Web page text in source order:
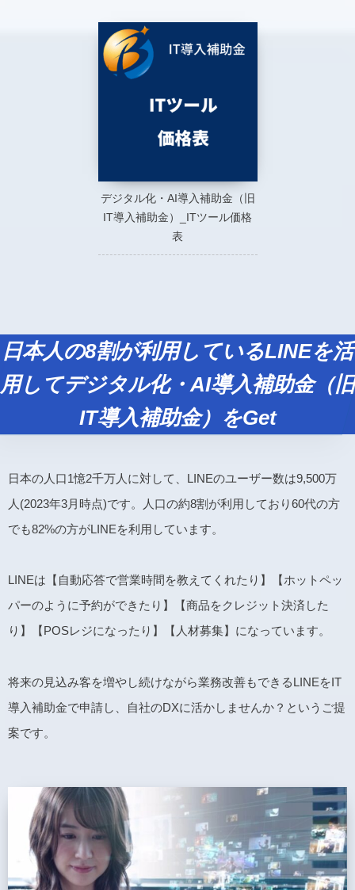
デジタル化・AI導入補助金（旧
IT導入補助金）_ITツール価格
表
日本人の8割が利用しているLINEを活
用してデジタル化・AI導入補助金（旧
IT導入補助金）をGet
日本の人口1憶2千万人に対して、LINEのユーザー数は9,500万
人(2023年3月時点)です。人口の約8割が利用しており60代の方
でも82%の方がLINEを利用しています。
LINEは【自動応答で営業時間を教えてくれたり】【ホットペッ
パーのように予約ができたり】【商品をクレジット決済した
り】【POSレジになったり】【人材募集】になっています。
将来の見込み客を増やし続けながら業務改善もできるLINEをIT
導入補助金で申請し、自社のDXに活かしませんか？というご提
案です。